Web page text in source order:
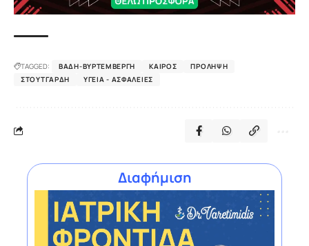
TAGGED: ΒΆΔΗ-ΒΥΡΤΕΜΒΈΡΓΗ ΚΑΙΡΌΣ
ΠΡΌΛΗΨΗ
ΣΤΟΥΤΓΆΡΔΗ
ΥΓΕΊΑ - ΑΣΦΆΛΕΙΕΣ
Διαφήμιση